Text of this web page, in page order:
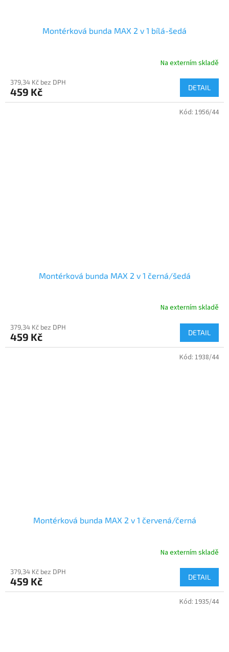
Montérková bunda MAX 2 v 1 bílá-šedá
Na externím skladě
379,34 Kč bez DPH
459 Kč DETAIL
Montérková bunda MAX 2 v 1 černá/šedá
Na externím skladě
379,34 Kč bez DPH
459 Kč DETAIL
Kód: 1956/44
Montérková bunda MAX 2 v 1 červená/černá
Na externím skladě
379,34 Kč bez DPH
459 Kč DETAIL
Kód: 1938/44
Kód: 1935/44